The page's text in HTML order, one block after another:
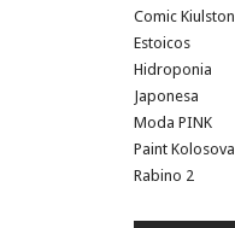
Comic Kiulston
Estoicos
Hidroponia
Japonesa
Moda PINK
Paint Kolosova
Rabino 2